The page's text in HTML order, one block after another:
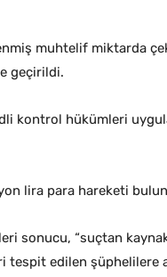
muhtelif miktarda
geçirildi.
kontrol hükümleri
lira para hareketi
sonucu, “suçtan
tespit edilen şüphelilere